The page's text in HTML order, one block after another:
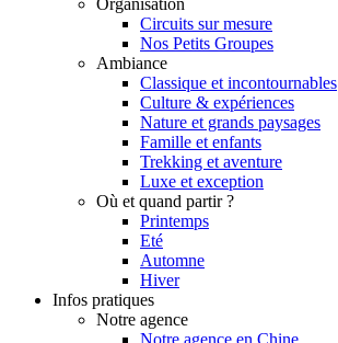
Circuits sur mesure
Nos Petits Groupes
Ambiance
Classique et incontournables
Culture & expériences
Nature et grands paysages
Famille et enfants
Trekking et aventure
Luxe et exception
Où et quand partir ?
Printemps
Eté
Automne
Hiver
Infos pratiques
Notre agence
Notre agence en Chine